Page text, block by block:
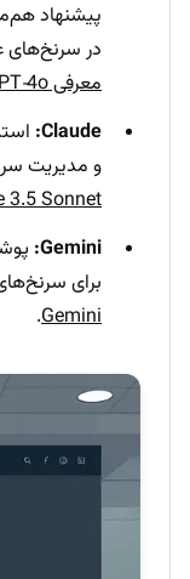
پیشنهاد
در سرنخ‌های
معرفی GPT‑4o
Claude:
و مدیریت
3.5 Sonnet
Gemini:
برای
Gemini
.